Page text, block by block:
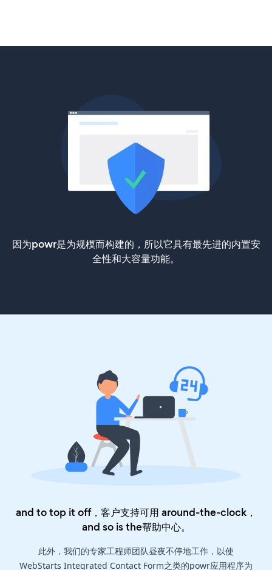
因为powr是为规模而构建的，所以它具有最先进的内置安
全性和大容量功能。
and to top it off，客户支持可用 around-the-clock，
and so is the帮助中心。
此外，我们的专家工程师团队昼夜不停地工作，以使
WebStarts Integrated Contact Form之类的powr应用程序为